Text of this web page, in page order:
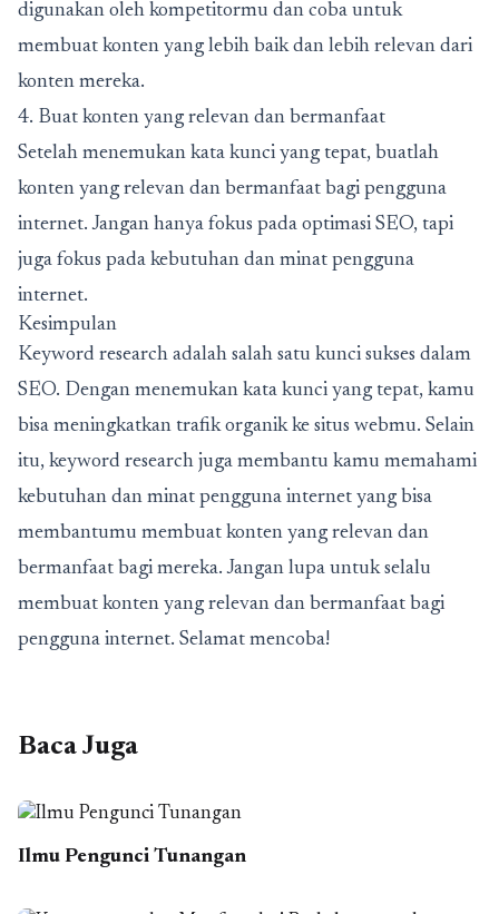
digunakan oleh kompetitormu dan coba untuk
membuat konten yang lebih baik dan lebih relevan dari
konten mereka.
4. Buat konten yang relevan dan bermanfaat
Setelah menemukan kata kunci yang tepat, buatlah
konten yang relevan dan bermanfaat bagi pengguna
internet. Jangan hanya fokus pada optimasi SEO, tapi
juga fokus pada kebutuhan dan minat pengguna
internet.
Kesimpulan
Keyword research adalah salah satu kunci sukses dalam
SEO. Dengan menemukan kata kunci yang tepat, kamu
bisa meningkatkan trafik organik ke situs webmu. Selain
itu, keyword research juga membantu kamu memahami
kebutuhan dan minat pengguna internet yang bisa
membantumu membuat konten yang relevan dan
bermanfaat bagi mereka. Jangan lupa untuk selalu
membuat konten yang relevan dan bermanfaat bagi
pengguna internet. Selamat mencoba!
Baca Juga
Ilmu Pengunci Tunangan